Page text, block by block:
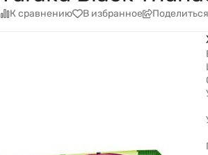
К сравнению В избранное Поделиться